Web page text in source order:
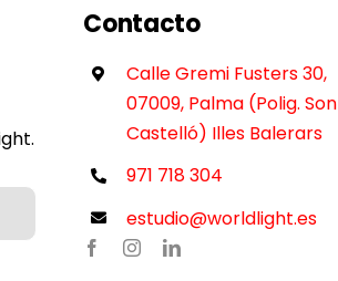
Contacto
Calle Gremi Fusters 30,
07009, Palma (Polig. Son
Castelló) Illes Balerars
971 718 304
estudio@worldlight.es